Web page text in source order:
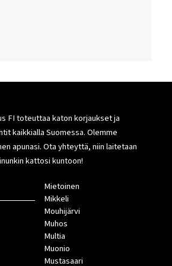
FI toteuttaa katon korjaukset ja
kaikkialla Suomessa. Olemme
apunasi. Ota yhteyttä, niin laitetaan
kattosi kuntoon!
Mietoinen
Mikkeli
Mouhijärvi
Muhos
Multia
Muonio
Mustasaari